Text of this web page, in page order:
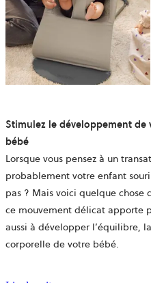
Stimulez le développement de
bébé
Lorsque vous pensez à un
probablement votre enfant
pas ? Mais voici quelque chose
ce mouvement délicat apporte
aussi à développer l’équilibre,
corporelle de votre bébé.